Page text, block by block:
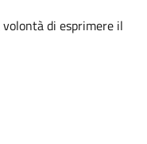
di esprimere il